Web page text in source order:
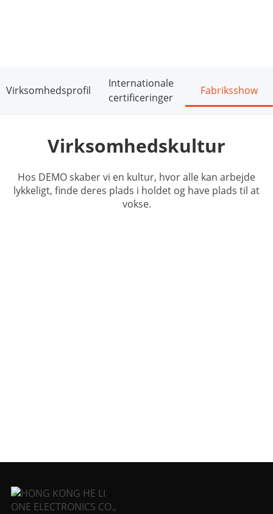
Virksomhedsprofil
Internationale
certificeringer
Fabriksshow
Virksomhedskultur
Hos DEMO skaber vi en kultur, hvor alle kan arbejde
lykkeligt, finde deres plads i holdet og have plads til at
vokse.